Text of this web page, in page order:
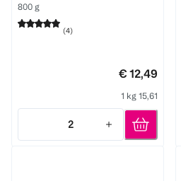
800 g
(4)
€ 12,49
1 kg 15,61
2
Quantity: 2